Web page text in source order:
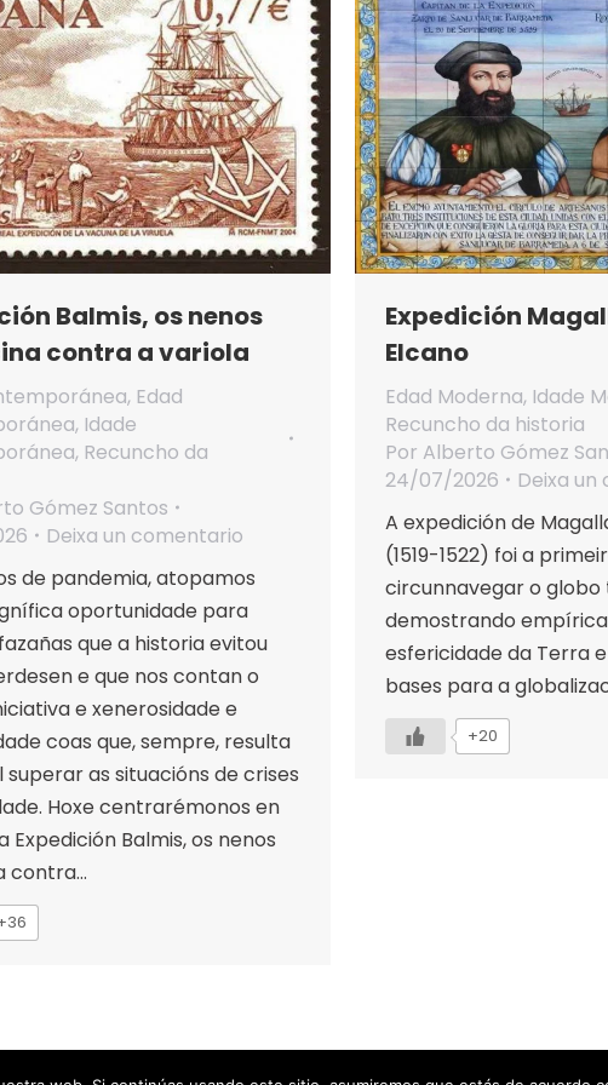
Balmis, os nenos
contra a variola
, Edad
, Idade
, Recuncho da
Gómez Santos
Deixa un comentario
de pandemia, atopamos
oportunidade para
que a historia evitou
e que nos contan o
e xenerosidade e
coas que, sempre, resulta
superar as situacións de crises
Hoxe centrarémonos en
Expedición Balmis, os nenos
contra…
Expedición
Elcano
Edad Moderna, Idade
Recuncho da historia
Por Alberto Gómez
24/07/2026
Deixa
A expedición de
(1519-1522) foi a
circunnavegar o globo
demostrando
esfericidade da Terra
bases para a
+20